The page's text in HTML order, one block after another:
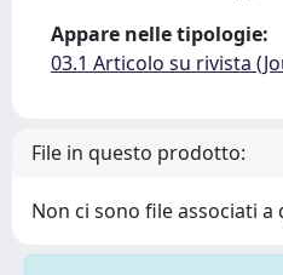
Appare nelle tipologie:
03.1 Articolo su rivista
File in questo prodotto:
Non ci sono file associati